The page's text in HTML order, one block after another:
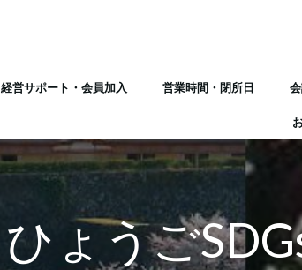
経営サポート・会員加入 営業時間・閉所日
ひょうご